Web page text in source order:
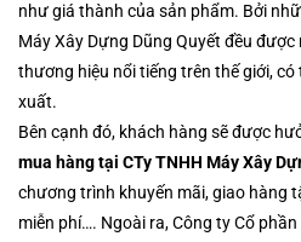
như giá thành của sản phẩm. Bởi
Máy Xây Dựng Dũng Quyết đều
thương hiệu nổi tiếng trên thế giới,
xuất.
Bên cạnh đó, khách hàng sẽ được
mua hàng tại CTy TNHH Máy Xây
chương trình khuyến mãi, giao hàng
miễn phí…. Ngoài ra, Công ty Cổ